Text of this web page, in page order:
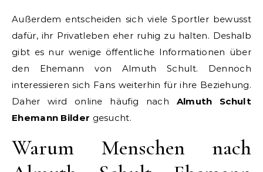
Außerdem entscheiden sich viele Sportler bewusst
dafür, ihr Privatleben eher ruhig zu halten. Deshalb
gibt es nur wenige öffentliche Informationen über
den Ehemann von Almuth Schult. Dennoch
interessieren sich Fans weiterhin für ihre Beziehung.
Daher wird online häufig nach Almuth Schult
Ehemann Bilder gesucht.
Warum Menschen nach